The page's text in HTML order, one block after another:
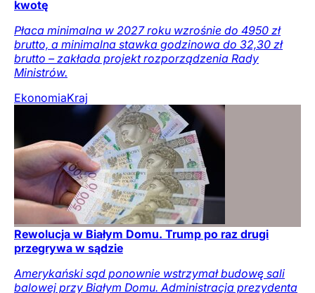
kwotę
Płaca minimalna w 2027 roku wzrośnie do 4950 zł
brutto, a minimalna stawka godzinowa do 32,30 zł
brutto – zakłada projekt rozporządzenia Rady
Ministrów.
EkonomiaKraj
Rewolucja w Białym Domu. Trump po raz drugi
przegrywa w sądzie
Amerykański sąd ponownie wstrzymał budowę sali
balowej przy Białym Domu. Administracja prezydenta